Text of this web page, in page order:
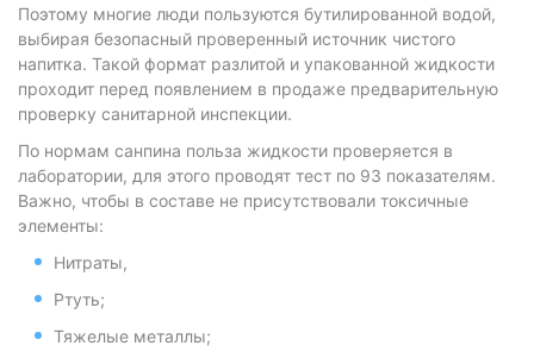
Поэтому многие люди пользуются бутилированной водой,
выбирая безопасный проверенный источник чистого
напитка. Такой формат разлитой и упакованной жидкости
проходит перед появлением в продаже предварительную
проверку санитарной инспекции.
По нормам санпина польза жидкости проверяется в
лаборатории, для этого проводят тест по 93 показателям.
Важно, чтобы в составе не присутствовали токсичные
элементы:
Нитраты,
Ртуть;
Тяжелые металлы;